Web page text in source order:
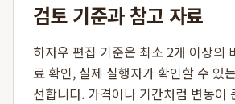
검토 기준과 참고 자료
하자우 편집 기준은 최소 2개 이상의
료 확인, 실제 실행자가 확인할 수 있
선합니다. 가격이나 기간처럼 변동이